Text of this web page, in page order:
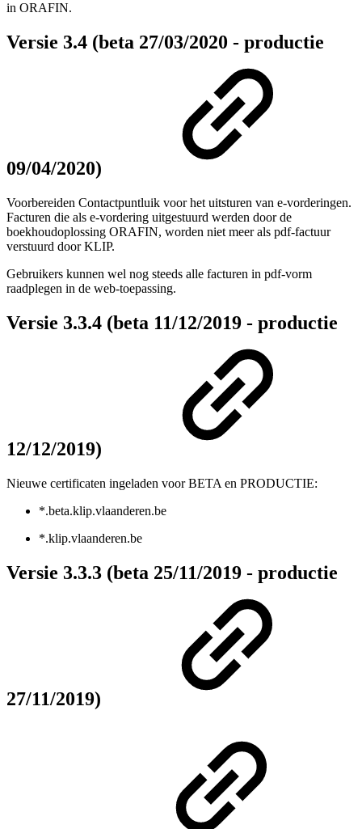
in ORAFIN.
Versie 3.4 (beta 27/03/2020 - productie
09/04/2020)
Voorbereiden Contactpuntluik voor het uitsturen van e-vorderingen.
Facturen die als e-vordering uitgestuurd werden door de
boekhoudoplossing ORAFIN, worden niet meer als pdf-factuur
verstuurd door KLIP.
Gebruikers kunnen wel nog steeds alle facturen in pdf-vorm
raadplegen in de web-toepassing.
Versie 3.3.4 (beta 11/12/2019 - productie
12/12/2019)
Nieuwe certificaten ingeladen voor BETA en PRODUCTIE:
*.beta.klip.vlaanderen.be
*.klip.vlaanderen.be
Versie 3.3.3 (beta 25/11/2019 - productie
27/11/2019)